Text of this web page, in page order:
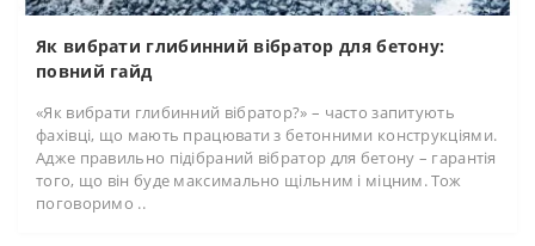
Як вибрати глибинний вібратор для бетону:
повний гайд
«Як вибрати глибинний вібратор?» – часто запитують
фахівці, що мають працювати з бетонними конструкціями.
Адже правильно підібраний вібратор для бетону – гарантія
того, що він буде максимально щільним і міцним. Тож
поговоримо ..